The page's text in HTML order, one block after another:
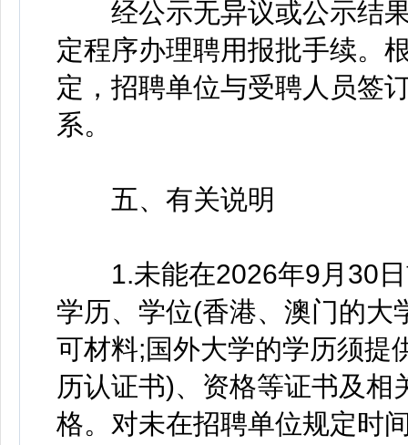
经公示无异议或公示结果
定程序办理聘用报批手续。
定，招聘单位与受聘人员签
系。
五、有关说明
1.未能在2026年9月30日
学历、学位(香港、澳门的大
可材料;国外大学的学历须提
历认证书)、资格等证书及
格。对未在招聘单位规定时